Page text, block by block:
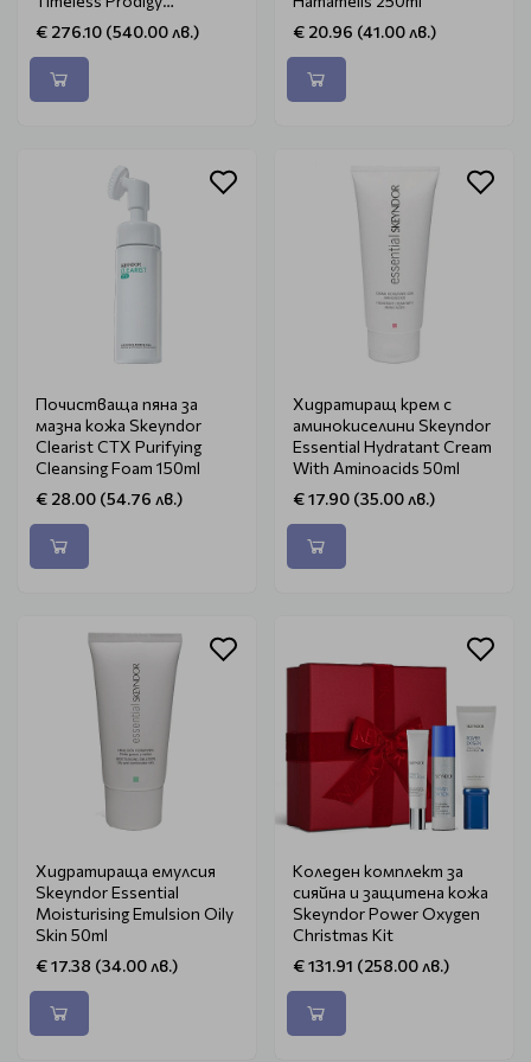
Christmas Kit
€ 276.10 (540.00 лв.)
€ 20.96 (41.00 лв.)
Почистваща пяна за
мазна кожа Skeyndor
Clearist CTX Purifying
Cleansing Foam 150ml
€ 28.00 (54.76 лв.)
Хидратиращ крем с
аминокиселини Skeyndor
Essential Hydratant Cream
With Aminoacids 50ml
€ 17.90 (35.00 лв.)
Хидратираща емулсия
Skeyndor Essential
Moisturising Emulsion Oily
Skin 50ml
€ 17.38 (34.00 лв.)
Коледен комплект за
сияйна и защитена кожа
Skeyndor Power Oxygen
Christmas Kit
€ 131.91 (258.00 лв.)